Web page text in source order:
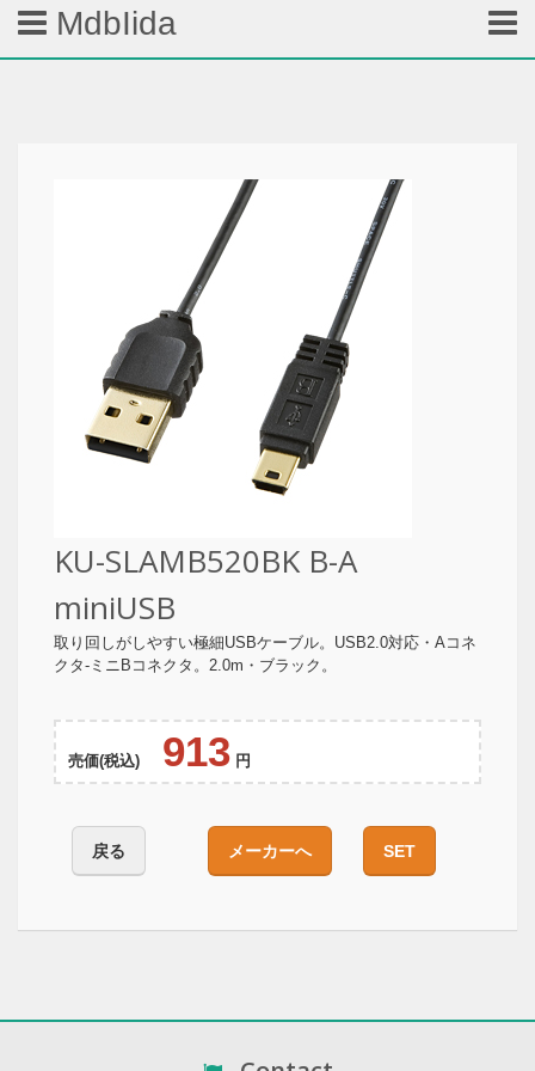
MdbIida
KU-SLAMB520BK B-A
miniUSB
取り回しがしやすい極細USBケーブル。USB2.0対応・Aコネ
クタ-ミニBコネクタ。2.0m・ブラック。
売価(税込) 913 円
戻る メーカーへ SET